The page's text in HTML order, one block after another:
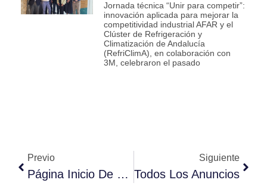
Jornada técnica “Unir para competir”:
innovación aplicada para mejorar la
competitividad industrial AFAR y el
Clúster de Refrigeración y
Climatización de Andalucía
(RefriClimA), en colaboración con
3M, celebraron el pasado
Previo
Página Inicio De Búsqueda
Siguiente
Todos Los Anuncios